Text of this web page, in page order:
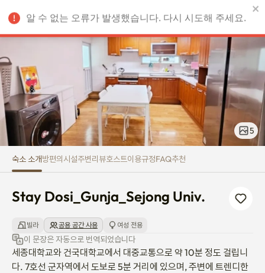
Stay Dosi_Gunja_Sejong Univ.
KRW
5
숙소 소개방편의시설주변리뷰호스트이용규정FAQ추천
Stay Dosi_Gunja_Sejong Univ.
빌라 공용 공간 사용 여성 전용
이 문장은 자동으로 번역되었습니다
세종대학교와 건국대학교에서 대중교통으로 약 10분 정도 걸립니
다. 7호선 군자역에서 도보로 5분 거리에 있으며, 주변에 트렌디한
알 수 없는 오류가 발생했습니다. 다시 시도해 주세요.